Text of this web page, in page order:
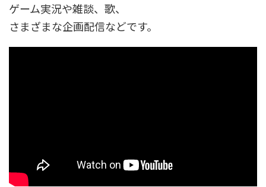
ゲーム実況や雑談、歌、
さまざまな企画配信などです。